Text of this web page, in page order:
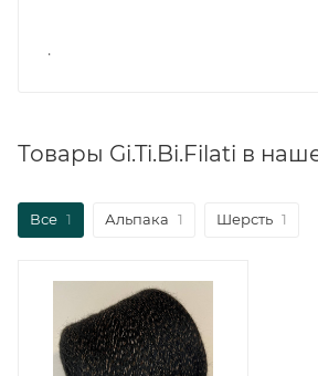
.
Товары Gi.Ti.Bi.Filati в
Все 1 Альпака 1 Шерсть 1